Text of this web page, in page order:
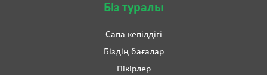
Біз туралы
Сапа кепілдігі
Біздің бағалар
Пікірлер